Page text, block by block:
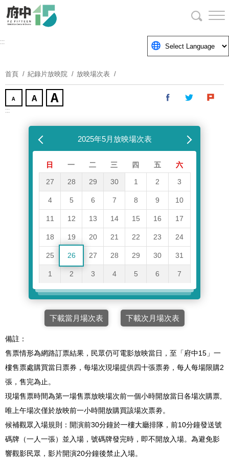
要
塊
:::
首頁 紀錄片放映院 放映場次表
:::
2025年5月放映場次表下個月
日 一 二 三 四 五 六
27 28 29 30 1 2 3
4 5 6 7 8 9 10
11 12 13 14 15 16 17
18 19 20 21 22 23 24
25 26 27 28 29 30 31
1 2 3 4 5 6 7
下載當月場次表 下載次月場次表
備註：
售票情形為網路訂票結果，民眾仍可電影放映當日，至「府中15」一
樓售票處購買當日票券，每場次現場提供四十張票劵，每人每場限購2
張，售完為止。
現場售票時間為第一場售票放映場次前一個小時開放當日各場次購票,
唯上午場次僅於放映前一小時開放購買該場次票劵。
候補觀眾入場規則：開演前30分鐘於一樓大廳排隊，前10分鐘發送號
碼牌（一人一張）並入場，號碼牌發完時，即不開放入場。為避免影
響觀影民眾，影片開演20分鐘後禁止入場。